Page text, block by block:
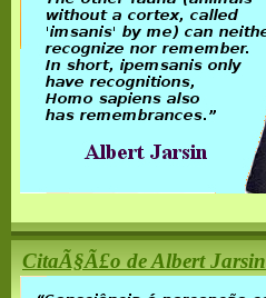
CitaÃ§Ã£o de Albert Jarsin